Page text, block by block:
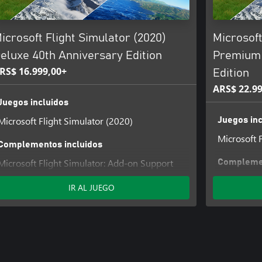
de Estados Unidos que
hemos añadido seis
Singapur y Mount Cook) a
añadido 14 nuevos
Flight Simulator (2020)
40th Anniversary Edition
16.999,00+
incluidos
Flight Simulator (2020)
incluidos
Flight Simulator: Add-on Support
Ownership
Flight Simulator Deluxe Upgrade
IR AL JUEGO
Edition
ARS$
Juegos
Microsoft
Digital
Flight